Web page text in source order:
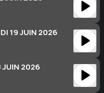
19 JUIN 2026
2026